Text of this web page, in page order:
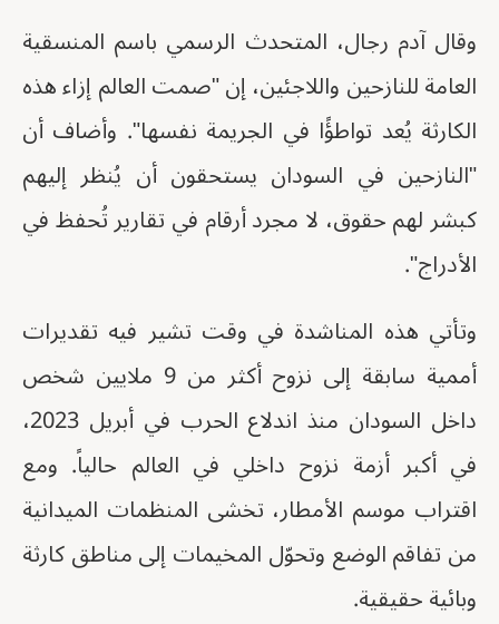
وقال آدم رجال، المتحدث الرسمي باسم المنسقية
العامة للنازحين واللاجئين، إن "صمت العالم إزاء هذه
الكارثة يُعد تواطؤًا في الجريمة نفسها". وأضاف أن
"النازحين في السودان يستحقون أن يُنظر إليهم
كبشر لهم حقوق، لا مجرد أرقام في تقارير تُحفظ في
الأدراج".
وتأتي هذه المناشدة في وقت تشير فيه تقديرات
أممية سابقة إلى نزوح أكثر من 9 ملايين شخص
داخل السودان منذ اندلاع الحرب في أبريل 2023،
في أكبر أزمة نزوح داخلي في العالم حالياً. ومع
اقتراب موسم الأمطار، تخشى المنظمات الميدانية
من تفاقم الوضع وتحوّل المخيمات إلى مناطق كارثة
وبائية حقيقية.